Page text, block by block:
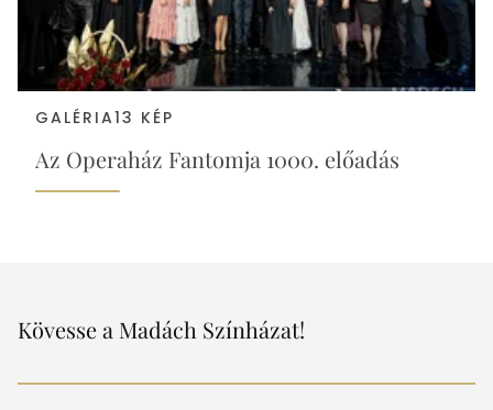
GALÉRIA13 KÉP
Az Operaház Fantomja 1000. előadás
Kövesse a Madách Színházat!